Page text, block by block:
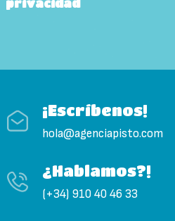
privacidad
¡Escríbenos!
hola@agenciapisto.com
¿Hablamos?!
(+34) 910 40 46 33